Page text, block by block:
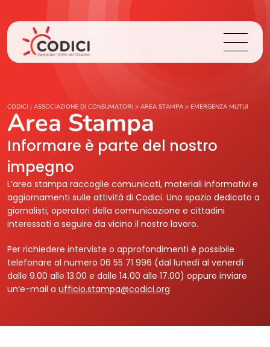
Chi Siamo
Cosa Facciamo
Area Stampa
Contatti
Login
CODICI | ASSOCIAZIONE DI CONSUMATORI > AREA STAMPA > EMERGENZA MUTUI
Area Stampa
Informare è parte del nostro
impegno
L’area stampa raccoglie comunicati, materiali informativi e
aggiornamenti sulle attività di Codici. Uno spazio dedicato a
giornalisti, operatori della comunicazione e cittadini
interessati a seguire da vicino il nostro lavoro.
Per richiedere interviste o approfondimenti è possibile
telefonare al numero 06 55 71 996 (dal lunedì al venerdì
dalle 9.00 alle 13.00 e dalle 14.00 alle 17.00) oppure inviare
un’e-mail a ufficio.stampa@codici.org